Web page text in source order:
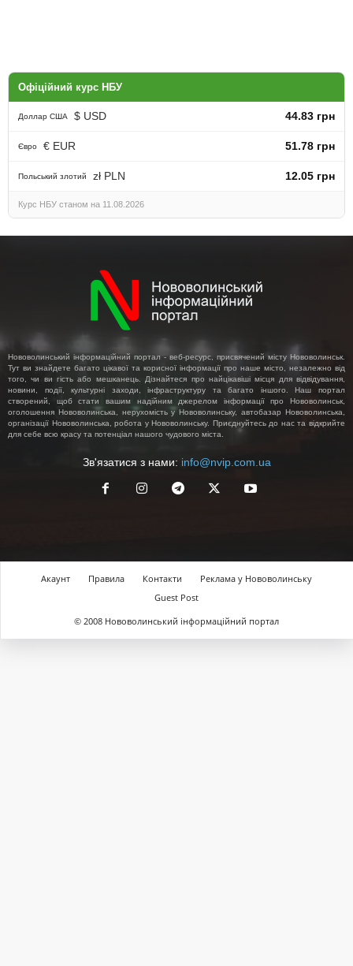
Офіційний курс НБУ
Доллар США $ USD 44.83 грн
Євро € EUR 51.78 грн
Польський злотий zł PLN 12.05 грн
Курс НБУ станом на 11.08.2026
Нововолинський інформаційний портал - веб-ресурс, присвячений місту Нововолинськ.
Тут ви знайдете багато цікавої та корисної інформації про наше місто, незалежно від
того, чи ви гість або мешканець. Дізнайтеся про найцікавіші місця для відвідування,
новини, події, культурні заходи, інфраструктуру та багато іншого. Наш портал
створений, щоб стати вашим надійним джерелом інформації про Нововолинськ,
оголошення Нововолинська, нерухомість у Нововолинську, автобазар Нововолинська,
організації Нововолинська, робота у Нововолинську. Приєднуйтесь до нас та відкрийте
для себе всю красу та потенціал нашого чудового міста.
Зв'язатися з нами: info@nvip.com.ua
Акаунт Правила Контакти
Реклама у Нововолинську
Guest Post
© 2008 Нововолинський інформаційний портал